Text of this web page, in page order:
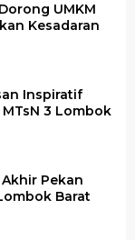
UMKM
Kesadaran
Inspiratif
3 Lombok
Pekan
Barat